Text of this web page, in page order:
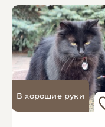
В хорошие руки